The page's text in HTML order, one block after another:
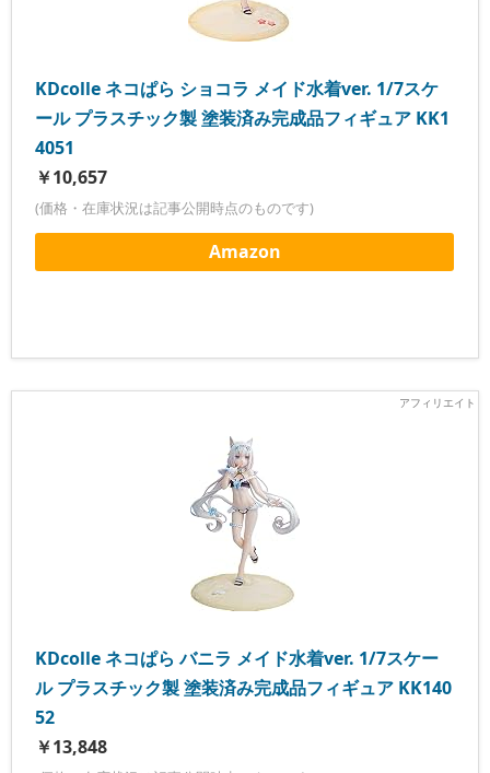
KDcolle ネコぱら ショコラ メイド水着ver. 1/7スケ
ール プラスチック製 塗装済み完成品フィギュア KK1
4051
￥10,657
(価格・在庫状況は記事公開時点のものです)
Amazon
KDcolle ネコぱら バニラ メイド水着ver. 1/7スケー
ル プラスチック製 塗装済み完成品フィギュア KK140
52
￥13,848